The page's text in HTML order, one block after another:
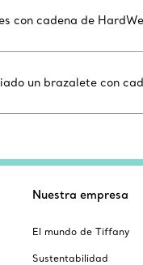
con cadena de
un brazalete con
Nuestra empresa
El mundo de Tiffany
Sustentabilidad